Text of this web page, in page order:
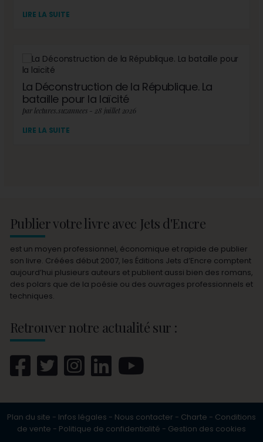
LIRE LA SUITE
La Déconstruction de la République. La
bataille pour la laïcité
par lectures.suzannees - 28 juillet 2026
LIRE LA SUITE
Publier votre livre avec Jets d'Encre
est un moyen professionnel, économique et rapide de publier
son livre. Créées début 2007, les Éditions Jets d’Encre comptent
aujourd’hui plusieurs auteurs et publient aussi bien des romans,
des polars que de la poésie ou des ouvrages professionnels et
techniques.
Retrouver notre actualité sur :
Plan du site - Infos légales - Nous contacter - Charte - Conditions
de vente - Politique de confidentialité - Gestion des cookies